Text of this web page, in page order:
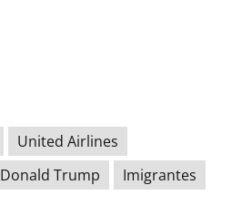
United Airlines
Donald Trump Imigrantes